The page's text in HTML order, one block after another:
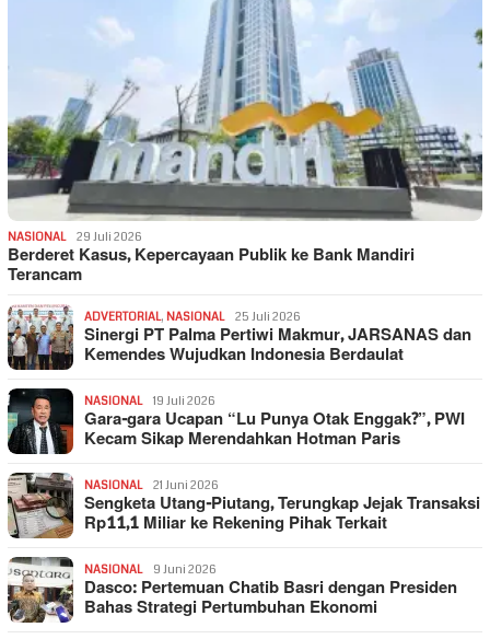
NASIONAL 29 Juli 2026
Berderet Kasus, Kepercayaan Publik ke Bank Mandiri
Terancam
ADVERTORIAL, NASIONAL 25 Juli 2026
Sinergi PT Palma Pertiwi Makmur, JARSANAS dan
Kemendes Wujudkan Indonesia Berdaulat
NASIONAL 19 Juli 2026
Gara-gara Ucapan “Lu Punya Otak Enggak?”, PWI
Kecam Sikap Merendahkan Hotman Paris
NASIONAL 21 Juni 2026
Sengketa Utang-Piutang, Terungkap Jejak Transaksi
Rp11,1 Miliar ke Rekening Pihak Terkait
NASIONAL 9 Juni 2026
Dasco: Pertemuan Chatib Basri dengan Presiden
Bahas Strategi Pertumbuhan Ekonomi